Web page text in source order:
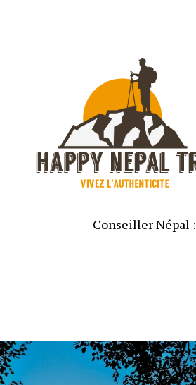
Conseiller Népal :